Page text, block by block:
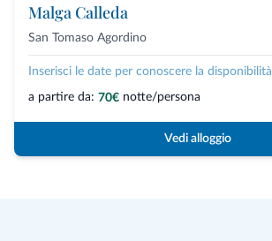
Malga Calleda
San Tomaso Agordino
Inserisci le date per conoscere la disponibilità
a partire da: 70€ notte/persona
Vedi alloggio